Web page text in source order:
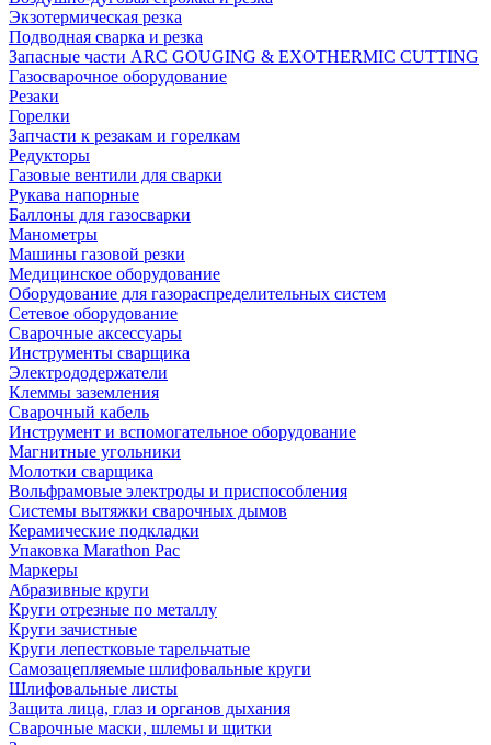
Экзотермическая резка
Подводная сварка и резка
Запасные части ARC GOUGING & EXOTHERMIC CUTTING
Газосварочное оборудование
Резаки
Горелки
Запчасти к резакам и горелкам
Редукторы
Газовые вентили для сварки
Рукава напорные
Баллоны для газосварки
Манометры
Машины газовой резки
Медицинское оборудование
Оборудование для газораспределительных систем
Сетевое оборудование
Сварочные аксессуары
Инструменты сварщика
Электрододержатели
Клеммы заземления
Сварочный кабель
Инструмент и вспомогательное оборудование
Магнитные угольники
Молотки сварщика
Вольфрамовые электроды и приспособления
Системы вытяжки сварочных дымов
Керамические подкладки
Упаковка Marathon Pac
Маркеры
Абразивные круги
Круги отрезные по металлу
Круги зачистные
Круги лепестковые тарельчатые
Самозацепляемые шлифовальные круги
Шлифовальные листы
Защита лица, глаз и органов дыхания
Сварочные маски, шлемы и щитки